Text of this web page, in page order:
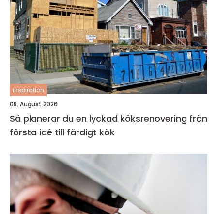
inspiration
08. August 2026
Så planerar du en lyckad köksrenovering från
första idé till färdigt kök